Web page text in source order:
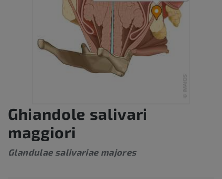
Ghiandole salivari
maggiori
Glandulae salivariae majores